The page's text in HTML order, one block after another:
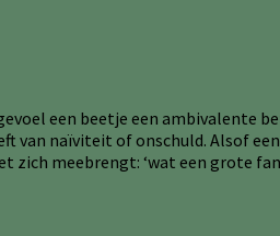
een beetje een ambivalente
van naïviteit of onschuld. Alsof
zich meebrengt: ‘wat een grote